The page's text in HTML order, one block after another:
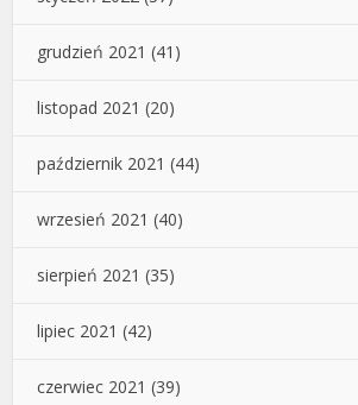
grudzień 2021 (41)
listopad 2021 (20)
październik 2021 (44)
wrzesień 2021 (40)
sierpień 2021 (35)
lipiec 2021 (42)
czerwiec 2021 (39)